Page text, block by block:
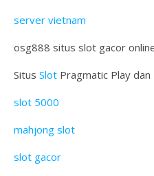
server vietnam
osg888 situs slot gacor
Situs Slot Pragmatic Play
slot 5000
mahjong slot
slot gacor